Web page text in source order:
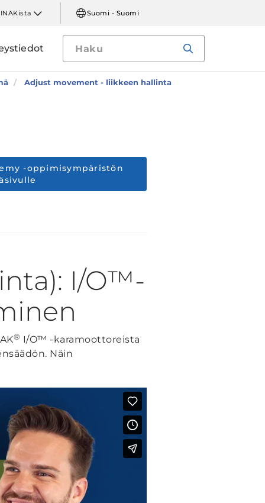
Suomi - Suomi
Adjust movement - liikkeen hallinta
-oppimisympäristön
I/O™-
® I/O™ -karamoottoreista
Näin